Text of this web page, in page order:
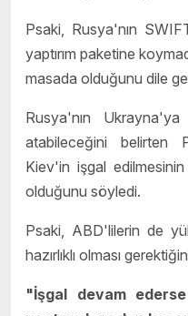
Psaki, Rusya'nın
yaptırım paketine
masada olduğunu dile
Rusya'nın
atabileceğini belirten
Kiev'in işgal
olduğunu söyledi.
Psaki, ABD'lilerin de
hazırlıklı olması
"İşgal devam